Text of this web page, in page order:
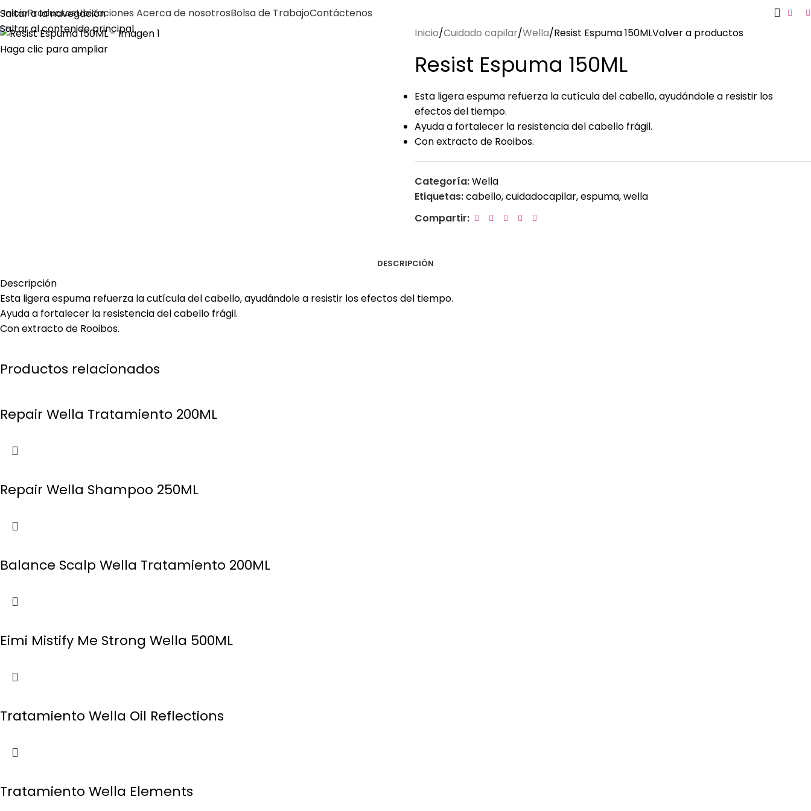
Saltar a la navegación
Saltar al contenido principal
InicioProductosUbicaciones Acerca de nosotrosBolsa de TrabajoContáctenos
Haga clic para ampliar
Inicio Cuidado capilar Wella Resist Espuma 150MLVolver a productos
Resist Espuma 150ML
Esta ligera espuma refuerza la cutícula del cabello, ayudándole a resistir los
efectos del tiempo.
Ayuda a fortalecer la resistencia del cabello frágil.
Con extracto de Rooibos.
Categoría:Wella
Etiquetas:cabello,cuidadocapilar,espuma,wella
Compartir:
DESCRIPCIÓN
Descripción
Esta ligera espuma refuerza la cutícula del cabello, ayudándole a resistir los efectos del tiempo.
Ayuda a fortalecer la resistencia del cabello frágil.
Con extracto de Rooibos.
Productos relacionados
Repair Wella Tratamiento 200ML
Repair Wella Shampoo 250ML
Balance Scalp Wella Tratamiento 200ML
Eimi Mistify Me Strong Wella 500ML
Tratamiento Wella Oil Reflections
Tratamiento Wella Elements